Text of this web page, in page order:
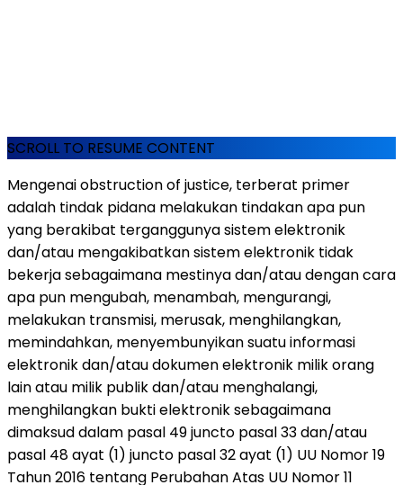
SCROLL TO RESUME CONTENT
Mengenai obstruction of justice, terberat primer
adalah tindak pidana melakukan tindakan apa pun
yang berakibat terganggunya sistem elektronik
dan/atau mengakibatkan sistem elektronik tidak
bekerja sebagaimana mestinya dan/atau dengan cara
apa pun mengubah, menambah, mengurangi,
melakukan transmisi, merusak, menghilangkan,
memindahkan, menyembunyikan suatu informasi
elektronik dan/atau dokumen elektronik milik orang
lain atau milik publik dan/atau menghalangi,
menghilangkan bukti elektronik sebagaimana
dimaksud dalam pasal 49 juncto pasal 33 dan/atau
pasal 48 ayat (1) juncto pasal 32 ayat (1) UU Nomor 19
Tahun 2016 tentang Perubahan Atas UU Nomor 11